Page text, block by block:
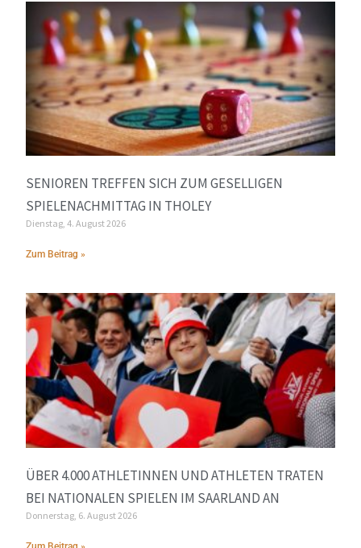
SENIOREN TREFFEN SICH ZUM GESELLIGEN
SPIELENACHMITTAG IN THOLEY
Dienstag, 4. August 2026
Zum Beitrag »
ÜBER 4.000 ATHLETINNEN UND ATHLETEN TRATEN
BEI NATIONALEN SPIELEN IM SAARLAND AN
Donnerstag, 6. August 2026